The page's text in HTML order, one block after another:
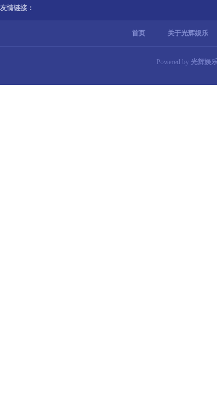
友情链接：
首页 关于光辉娱乐
Powered by 光辉娱